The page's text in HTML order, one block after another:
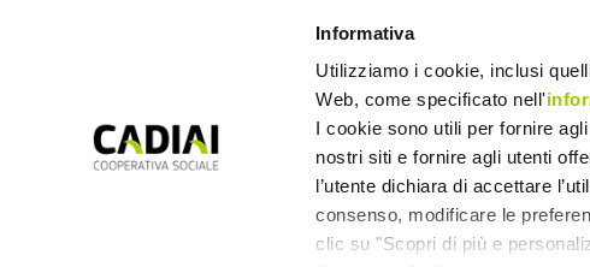
Informativa
Utilizziamo i cookie, inclusi
Web, come specificato nell'
I cookie sono utili per fornire
nostri siti e fornire agli utenti
l’utente dichiara di accettare
consenso, modificare le
clic su "Scopri di più e
Via Bovi Campeggi 2/4E, 40131 Bologna, Italia
T +39 051 5283511 |EMAIL info@cadiai.it
PEC cooperativacadiai@legalmail.it
Iscrizione Registro Imprese di Bologna
C.F. e P.IVA 00672690377